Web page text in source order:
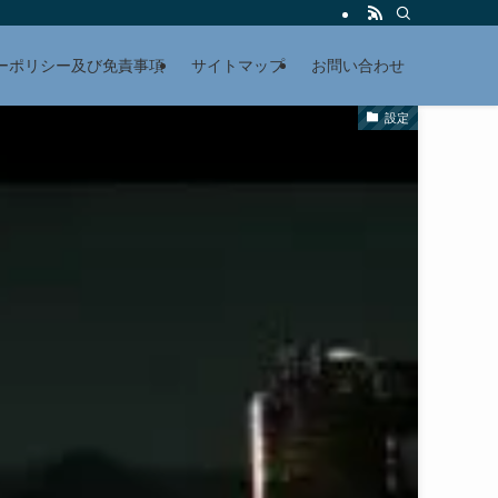
ポリシー及び免責事項 サイトマップ お問い合わせ
設定